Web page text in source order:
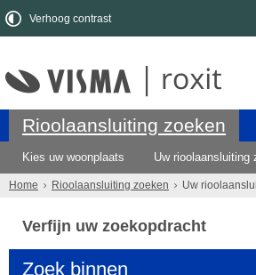
Verhoog contrast
Rioolaansluiting zoeken
Kies uw woonplaats Uw rioolaansluiting
Home Rioolaansluiting zoeken Uw
Verfijn uw zoekopdracht
Zoek binnen